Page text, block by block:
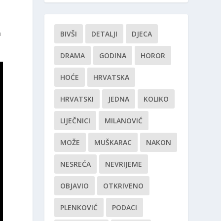
BIVŠI DETALJI DJECA
DRAMA GODINA HOROR
HOĆE HRVATSKA
HRVATSKI JEDNA KOLIKO
LIJEČNICI MILANOVIĆ
MOŽE MUŠKARAC NAKON
NESREĆA NEVRIJEME
OBJAVIO OTKRIVENO
PLENKOVIĆ PODACI